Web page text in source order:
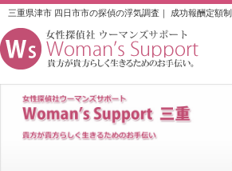
三重県津市 四日市市の探偵の浮気調査｜ 成功報酬定額制